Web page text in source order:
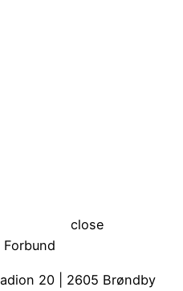
close
20 | 2605 Brøndby